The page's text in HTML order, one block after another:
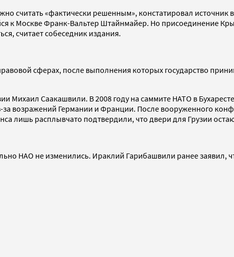
считать «фактически решенным», констатировал источник
к Москве Франк-Вальтер Штайнмайер. Но присоединение
считает собеседник издания.
сферах, после выполнения которых государство
Михаил Саакашвили. В 2008 году на саммите НАТО в
возражений Германии и Франции. После вооруженного
лишь расплывчато подтвердили, что двери для Грузии
НАО не изменились. Ираклий Гарибашвили ранее заявил,